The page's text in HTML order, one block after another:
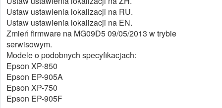
Ustaw ustawienia lokalizacji na RU.
Ustaw ustawienia lokalizacji na EN.
Zmień firmware na MG09D5 09/05/2013 w trybie
serwisowym.
Modele o podobnych specyfikacjach:
Epson XP-850
Epson EP-905A
Epson XP-750
Epson EP-905F